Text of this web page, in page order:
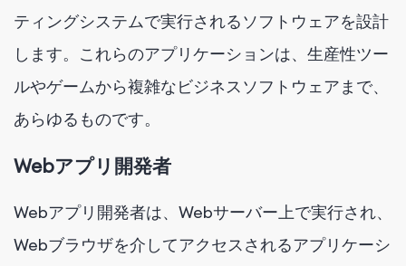
ティングシステムで実行されるソフトウェアを設計
します。これらのアプリケーションは、生産性ツー
ルやゲームから複雑なビジネスソフトウェアまで、
あらゆるものです。
Webアプリ開発者
Webアプリ開発者は、Webサーバー上で実行され、
Webブラウザを介してアクセスされるアプリケーシ